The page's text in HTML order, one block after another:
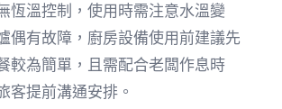
恆溫控制，使用時需注意水溫變
偶有故障，廚房設備使用前建議先
較為簡單，且需配合老闆作息時
客提前溝通安排。